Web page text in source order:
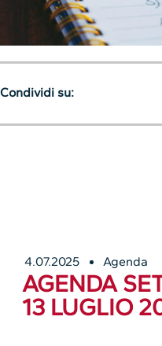
4.07.2025 Agenda
AGENDA
13 LUGLIO
Condividi su: